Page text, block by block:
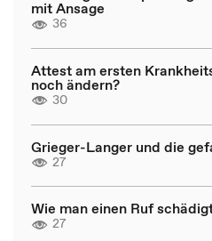
mit Ansage
36
Attest am ersten
noch ändern?
30
Grieger-Langer und die
27
Wie man einen Ruf
27